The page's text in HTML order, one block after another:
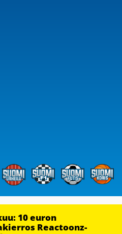
10 euron
Reactoonz-